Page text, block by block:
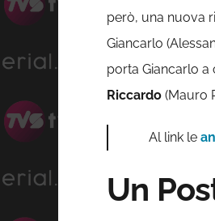
però, una nuova
Giancarlo
porta Giancarlo a
Riccardo (Mauro
Al link le
Un